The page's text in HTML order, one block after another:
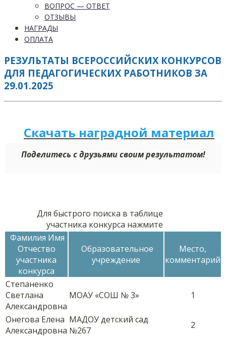
ВОПРОС — ОТВЕТ
ОТЗЫВЫ
НАГРАДЫ
ОПЛАТА
РЕЗУЛЬТАТЫ ВСЕРОССИЙСКИХ КОНКУРСОВ
ДЛЯ ПЕДАГОГИЧЕСКИХ РАБОТНИКОВ ЗА
29.01.2025
Скачать наградной материал
Поделитесь с друзьями своим результатом!
Для быстрого поиска в таблице
участника конкурса нажмите
Фамилия Имя
Отчество
участника
конкурса
Образовательное
учреждение
Место,
комментарий
Степаненко
Светлана
Александровна
МОАУ «СОШ № 3» 1
Онегова Елена
Александровна
МАДОУ детский сад
№267
2